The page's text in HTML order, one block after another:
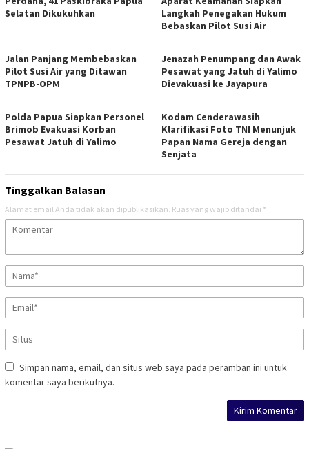
Selatan Dikukuhkan
Langkah Penegakan Hukum
Bebaskan Pilot Susi Air
Jalan Panjang Membebaskan
Pilot Susi Air yang Ditawan
TPNPB-OPM
Jenazah Penumpang dan Awak
Pesawat yang Jatuh di Yalimo
Dievakuasi ke Jayapura
Polda Papua Siapkan Personel
Brimob Evakuasi Korban
Pesawat Jatuh di Yalimo
Kodam Cenderawasih
Klarifikasi Foto TNI Menunjuk
Papan Nama Gereja dengan
Senjata
Tinggalkan Balasan
Alamat email Anda tidak akan dipublikasikan. Ruas yang wajib ditandai *
Simpan nama, email, dan situs web saya pada peramban ini untuk
komentar saya berikutnya.